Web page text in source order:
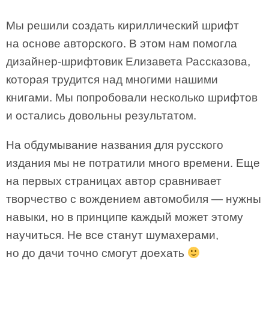
Мы решили создать кириллический шрифт
на основе авторского. В этом нам помогла
дизайнер-шрифтовик Елизавета Рассказова,
которая трудится над многими нашими
книгами. Мы попробовали несколько шрифтов
и остались довольны результатом.
На обдумывание названия для русского
издания мы не потратили много времени. Еще
на первых страницах автор сравнивает
творчество с вождением автомобиля — нужны
навыки, но в принципе каждый может этому
научиться. Не все станут шумахерами,
но до дачи точно смогут доехать